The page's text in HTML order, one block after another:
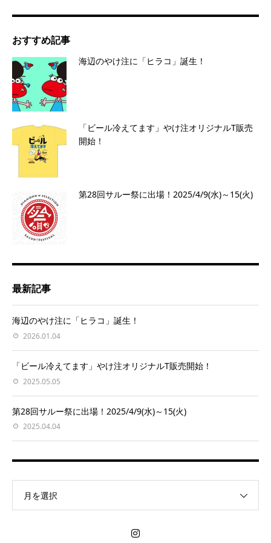
おすすめ記事
海辺のやけ注に「ヒラコ」誕生！
「ビール冷えてます」やけ注オリジナルT販売
開始！
第28回サルー祭に出場！2025/4/9(水)～15(火)
最新記事
海辺のやけ注に「ヒラコ」誕生！
2026.01.04
「ビール冷えてます」やけ注オリジナルT販売開始！
2025.05.05
第28回サルー祭に出場！2025/4/9(水)～15(火)
2025.04.04
月を選択